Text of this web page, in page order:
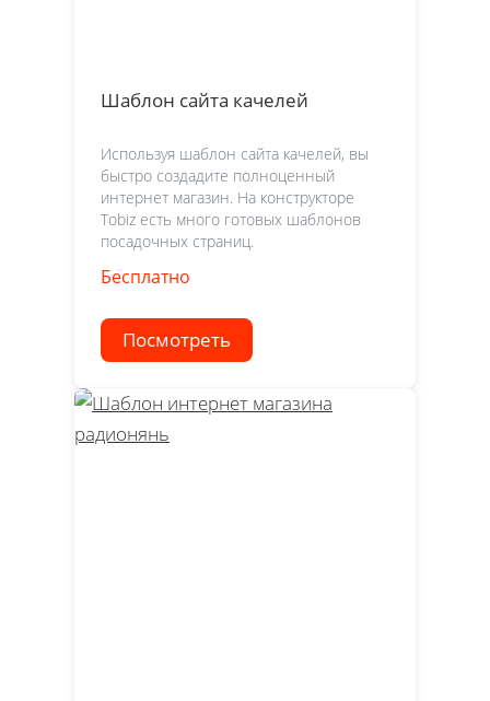
Шаблон сайта качелей
Используя шаблон сайта качелей, вы
быстро создадите полноценный
интернет магазин. На конструкторе
Tobiz есть много готовых шаблонов
посадочных страниц.
Бесплатно
Посмотреть